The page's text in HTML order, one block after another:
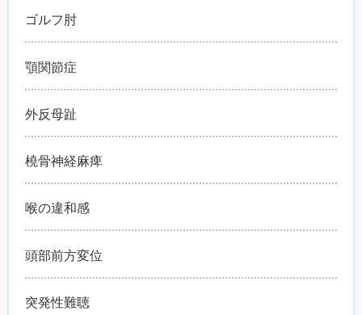
ゴルフ肘
顎関節症
外反母趾
橈骨神経麻痺
喉の違和感
頭部前方変位
突発性難聴